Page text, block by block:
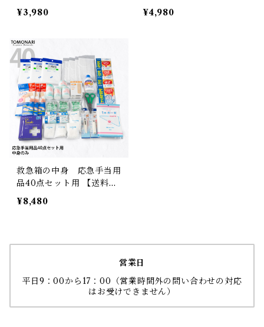
料】
¥3,980
料】
¥4,980
救急箱の中身 応急手当用
品40点セット用 【送料無
料】
¥8,480
営業日
平日9：00から17：00（営業時間外の問い合わせの対応
はお受けできません）